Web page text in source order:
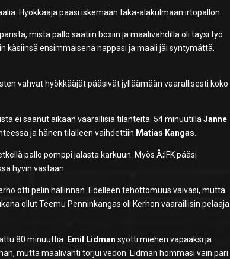
Hyökkääjä pääsi iskemään taka-alakulmaan irtopallon.
mistä pallo saatiin boxiin ja maalivahdilla oli täysi työ
käsiinsä ensimmäisenä nappasi ja maali jäi syntymättä.
vahvat hyökkääjät pääsivät jylläämään vaarallisesti koko
ei saanut aikaan vaarallisia tilanteita. 54 minuutillaJanne
ja hänen tilalleen vaihdettiin Matias Kangas.
pallo pomppi jalasta karkuun. Myös Å;IFK pääsi
hyvin vastaan.
otti pelin hallinnan. Edelleen tehottomuus vaivasi, mutta
ollut Teemu Penninkangas oli Kerhon vaaraillisin pelaaja
80 minuuttia. Emil Lidman syötti miehen vapaaksi ja
mutta maalivahti torjui vedon. Lidman hommasi vain pari